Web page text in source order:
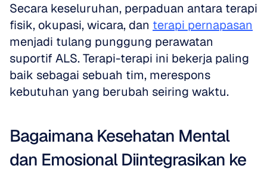
Secara keseluruhan, perpaduan antara terapi
fisik, okupasi, wicara, dan terapi pernapasan
menjadi tulang punggung perawatan
suportif ALS. Terapi-terapi ini bekerja paling
baik sebagai sebuah tim, merespons
kebutuhan yang berubah seiring waktu.
Bagaimana Kesehatan Mental
dan Emosional Diintegrasikan ke